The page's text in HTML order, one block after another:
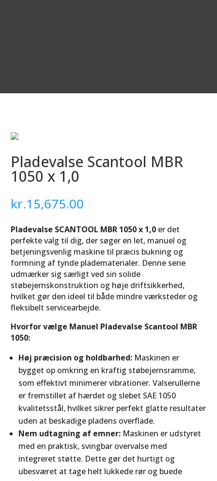
Pladevalse Scantool MBR
1050 x 1,0
kr.15,675.00
Pladevalse SCANTOOL MBR 1050 x 1,0 er det
perfekte valg til dig, der søger en let, manuel og
betjeningsvenlig maskine til præcis bukning og
formning af tynde pladematerialer. Denne serie
udmærker sig særligt ved sin solide
støbejernskonstruktion og høje driftsikkerhed,
hvilket gør den ideel til både mindre værksteder og
fleksibelt servicearbejde.
Hvorfor vælge Manuel Pladevalse Scantool MBR
1050:
Høj præcision og holdbarhed: Maskinen er
bygget op omkring en kraftig støbejernsramme,
som effektivt minimerer vibrationer. Valserullerne
er fremstillet af hærdet og slebet SAE 1050
kvalitetsstål, hvilket sikrer perfekt glatte resultater
uden at beskadige pladens overflade.
Nem udtagning af emner: Maskinen er udstyret
med en praktisk, svingbar overvalse med
integreret støtte. Dette gør det hurtigt og
ubesværet at tage helt lukkede rør og buede